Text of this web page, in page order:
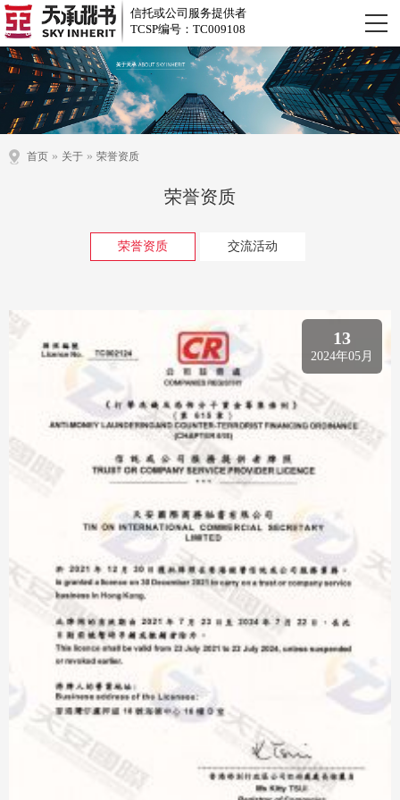
信托或公司服务提供者
TCSP编号：TC009108
首页 » 关于 » 荣誉资质
荣誉资质
荣誉资质 交流活动
13
2024年05月